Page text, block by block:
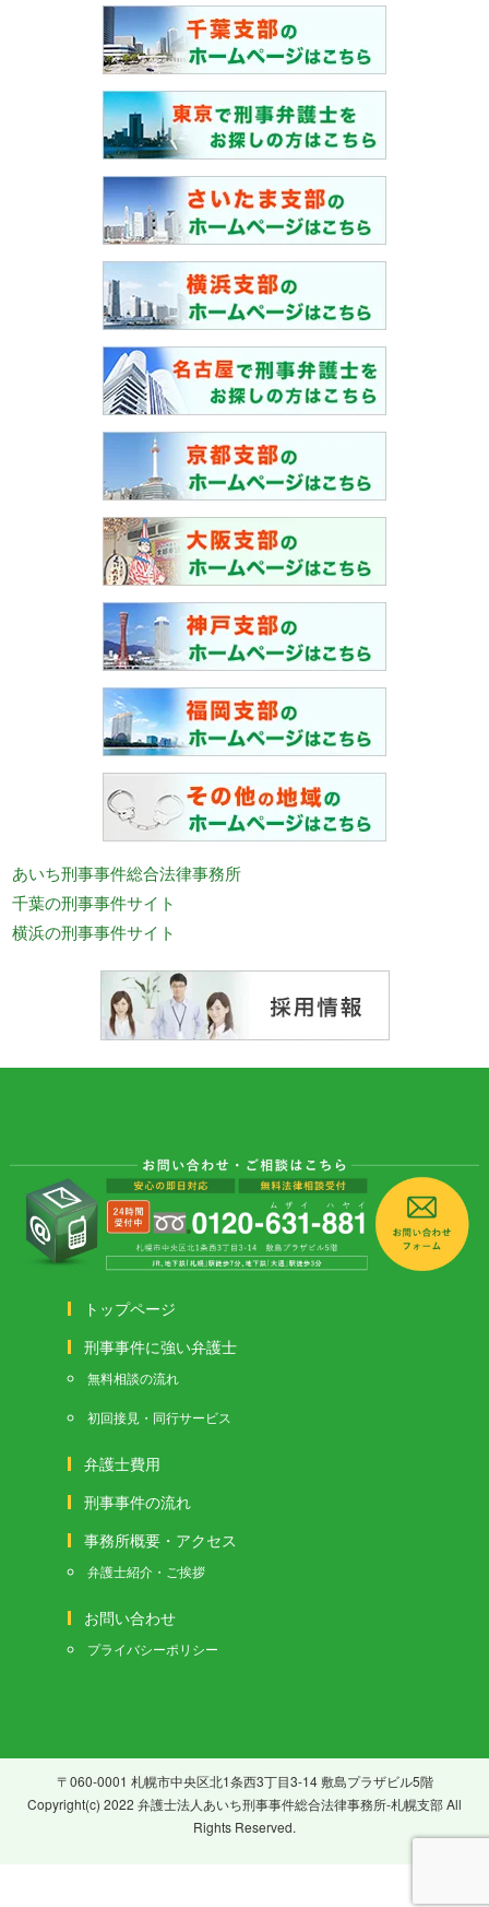
あいち刑事事件総合法律事務所
千葉の刑事事件サイト
横浜の刑事事件サイト
トップページ
刑事事件に強い弁護士
無料相談の流れ
初回接見・同行サービス
弁護士費用
刑事事件の流れ
事務所概要・アクセス
弁護士紹介・ご挨拶
お問い合わせ
プライバシーポリシー
〒060-0001 札幌市中央区北1条西3丁目3-14 敷島プラザビル5階
Copyright(c) 2022 弁護士法人あいち刑事事件総合法律事務所-札幌支部 All
Rights Reserved.